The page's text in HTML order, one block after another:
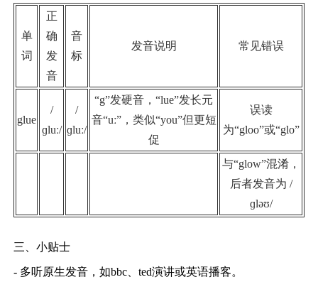
单
词
正
确
发
音
音
标
发音说明 常见错误
glue
/
ɡluː/
/
ɡluː/
“g”发硬音，“lue”发长元
音“uː”，类似“you”但更短
促
误读
为“gloo”或“glo”
与“glow”混淆，
后者发音为 /
ɡləʊ/
三、小贴士
- 多听原生发音，如bbc、ted演讲或英语播客。